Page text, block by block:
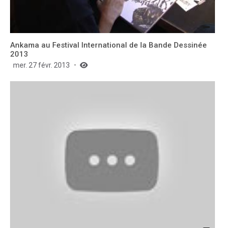
Ankama au Festival International de la Bande Dessinée
2013
mer. 27 févr. 2013